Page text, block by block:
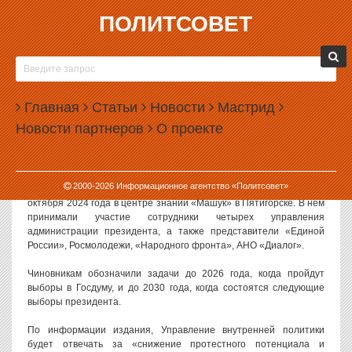
ПОЛИТСОВЕТ
Главная Статьи Новости Мастрид
Новости партнеров О проекте
2000-2026Информационное агентство «Политсовет»
31.10.2024, 10:28
ЧИНОВНИКАМ КРЕМЛЯ ПОРУЧИЛИ СНИЖАТЬ
ПРОТЕСТНЫЙ ПОТЕНЦИАЛ И ВОСПИТЫВАТЬ
ПОДРАСТАЮЩЕЕ ПОКОЛЕНИЕ
Для сотрудников администрации президента, отвечающих за
внутреннюю политику, провели семинар, на котором поставили
задачи до 2030 года.
Какпишетгазета «Ведомости», семинар прошел в середине
октября 2024 года в центре знаний «Машук» в Пятигорске. В нем
принимали участие сотрудники четырех управления
администрации президента, а также представители «Единой
России», Росмолодежи, «Народного фронта», АНО «Диалог».
Чиновникам обозначили задачи до 2026 года, когда пройдут
выборы в Госдуму, и до 2030 года, когда состоятся следующие
выборы президента.
По информации издания, Управление внутренней политики
будет отвечать за «снижение протестного потенциала и